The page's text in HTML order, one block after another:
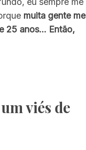
muita gente me
25 anos… Então,
viés de